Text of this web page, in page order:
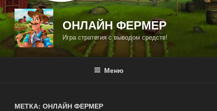
ОНЛАЙН ФЕРМЕР
Игра стратегия с выводом средств!
Меню
МЕТКА: ОНЛАЙН ФЕРМЕР